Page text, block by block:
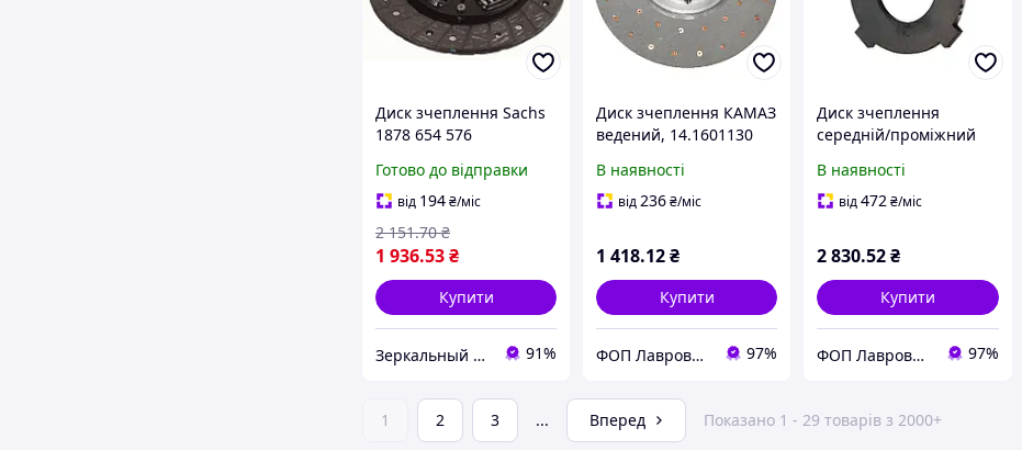
Диск зчеплення Sachs
1878 654 576
Готово до відправки
від 194₴/міс
1 936.53₴
2 151.70 ₴
Купити
Зеркальный элемент 91%
Диск зчеплення КАМАЗ
ведений, 14.1601130
В наявності
від236₴/міс
1 418.12₴
Купити
ФОП Лаврова Марія Михайлівна 97%
Диск зчеплення
середній/проміжний
В наявності
від472₴/міс
2 830.52₴
Купити
ФОП Лаврова Марія Михайлівна 97%
1 2 3 ... Вперед Показано 1 - 29 товарів з 2000+